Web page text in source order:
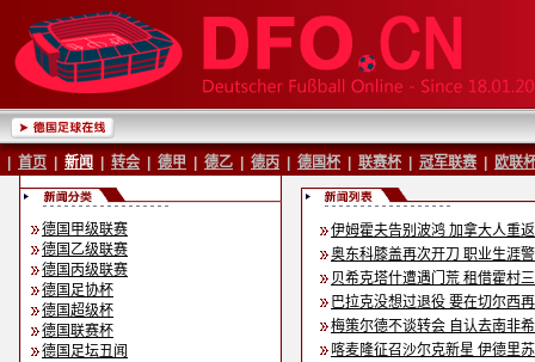
首页 新闻 转会 德甲 德乙 德丙 德国杯 联赛杯 冠军联赛 欧联
德国甲级联赛
德国乙级联赛
德国丙级联赛
德国足协杯
德国超级杯
德国联赛杯
德国足坛丑闻
伊姆霍夫告别波鸿 加拿大人重
奥东科膝盖再次开刀 职业生涯
贝希克塔什遭遇门荒 租借霍村
巴拉克没想过退役 要在切尔西
梅策尔德不谈转会 自认去南非
喀麦隆征召沙尔克新星 伊德里